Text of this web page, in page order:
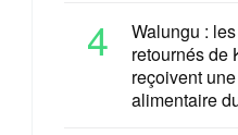
4
Walungu :
retournés de
reçoivent
alimentaire